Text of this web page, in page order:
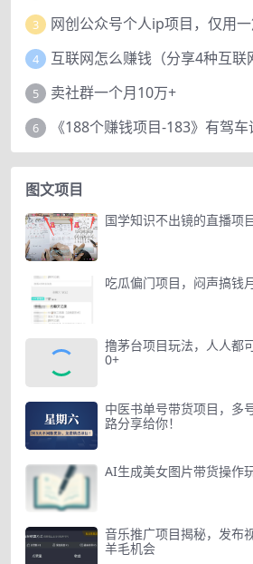
3
4 互联网怎么赚钱（分享4种互联
5 卖社群一个月10万+
6
图文项目
国学知识不出镜的直播项
吃瓜偏门项目，闷声搞钱
撸茅台项目玩法，人人都
0+
中医书单号带货项目，多
路分享给你！
AI生成美女图片带货操作
音乐推广项目揭秘，发布
羊毛机会